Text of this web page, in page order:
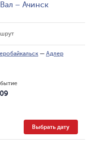
– Ачинск
— Адлер
Выбрать дату